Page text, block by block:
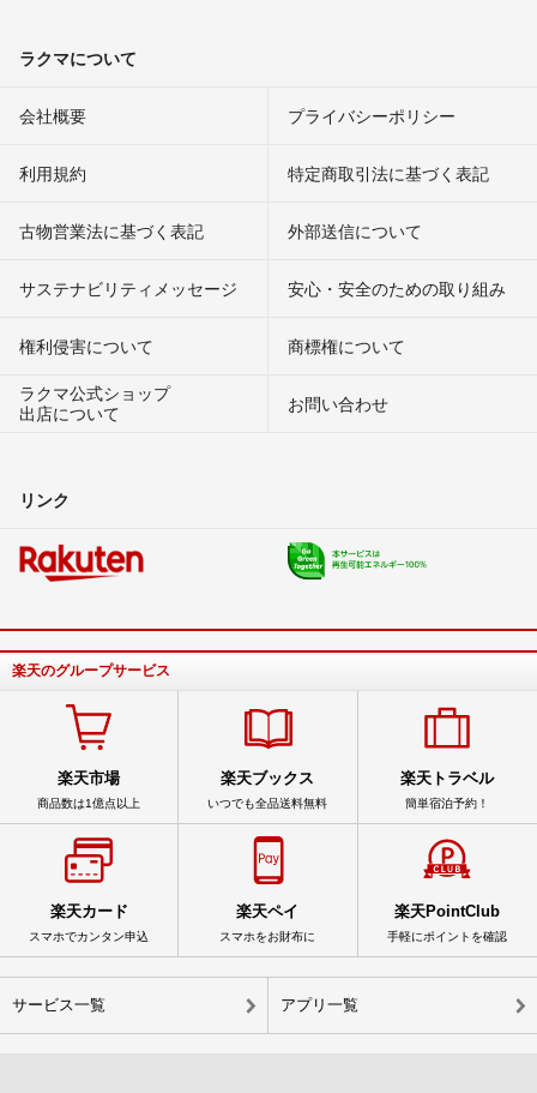
ラクマについて
会社概要 プライバシーポリシー
利用規約 特定商取引法に基づく表記
古物営業法に基づく表記 外部送信について
サステナビリティメッセージ 安心・安全のための取り組み
権利侵害について
商標権について
ラクマ公式ショップ
出店について
お問い合わせ
リンク
楽天のグループサービス
楽天市場
商品数は1億点以上
楽天ブックス
いつでも全品送料無料
楽天トラベル
簡単宿泊予約！
楽天カード
スマホでカンタン申込
楽天ペイ
スマホをお財布に
楽天PointClub
手軽にポイントを確認
サービス一覧 アプリ一覧